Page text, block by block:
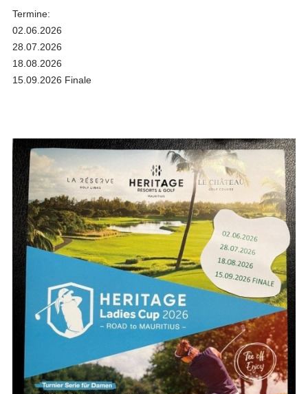
Termine:
02.06.2026
28.07.2026
18.08.2026
15.09.2026 Finale